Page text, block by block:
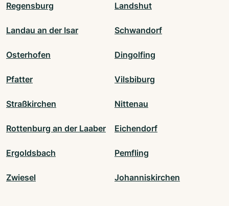
Regensburg Landshut
Landau an der Isar Schwandorf
Osterhofen Dingolfing
Pfatter Vilsbiburg
Straßkirchen Nittenau
Rottenburg an der Laaber Eichendorf
Ergoldsbach Pemfling
Zwiesel Johanniskirchen